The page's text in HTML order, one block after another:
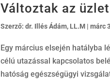
Változtak az
Szerző:dr. Illés Ádám, LL.M |márc
Egy március elsején hatályba
célú utazással kapcsolatos
hatóság egészségügyi